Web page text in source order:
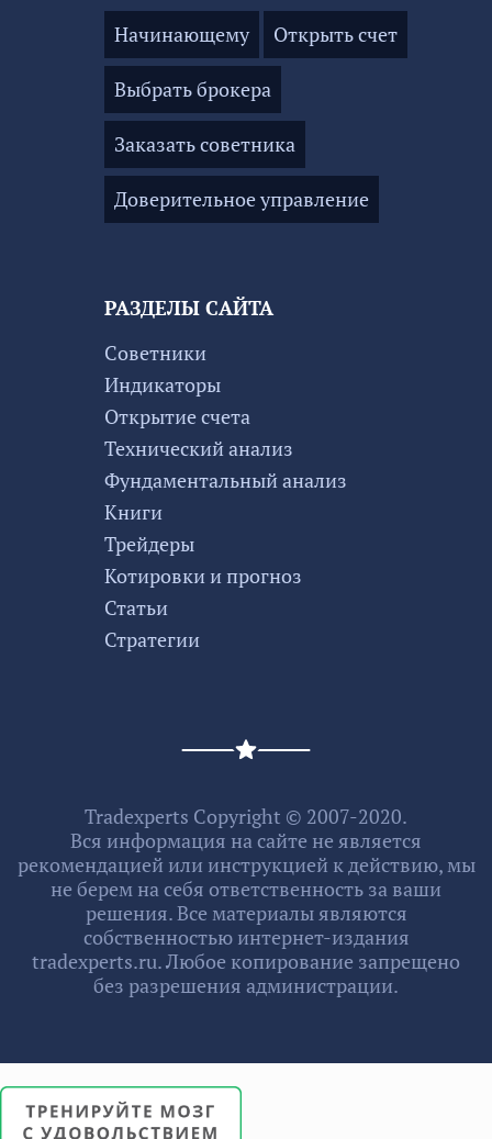
РАЗДЕЛЫ САЙТА
Советники
Индикаторы
Открытие счета
Технический анализ
Фундаментальный анализ
Книги
Трейдеры
Котировки и прогноз
Статьи
Стратегии
Начинающему Открыть счет
Выбрать брокера
Заказать советника
Доверительное управление
Tradexperts Copyright © 2007-2020.
Вся информация на сайте не является
рекомендацией или инструкцией к действию, мы
не берем на себя ответственность за ваши
решения. Все материалы являются
собственностью интернет-издания
tradexperts.ru. Любое копирование запрещено
без разрешения администрации.